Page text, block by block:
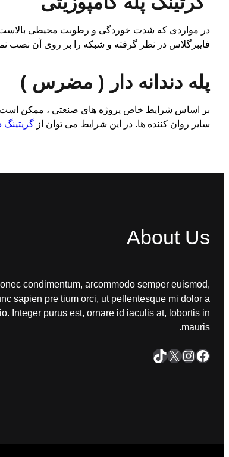
در مواردی که شدت خوردگی و رطوبت محیطی بالاست
فایبرگلاس در نظر گرفته و شبکه را بر روی آن نصب
پله دندانه دار ( مضرس )
بر اساس شرایط خاص پروژه های صنعتی ، ممکن است
سایر روان کننده ها. در این شرایط می توان از گریتینگ
About Us
condimentum, arcommodo semper euismod,
sapien pre tium orci, ut pellentesque mi dolor a
Integer purus est, ornare id iaculis at, lobortis in
mauris.
فیس‌بوکاینستاگرم X تیک‌تاک